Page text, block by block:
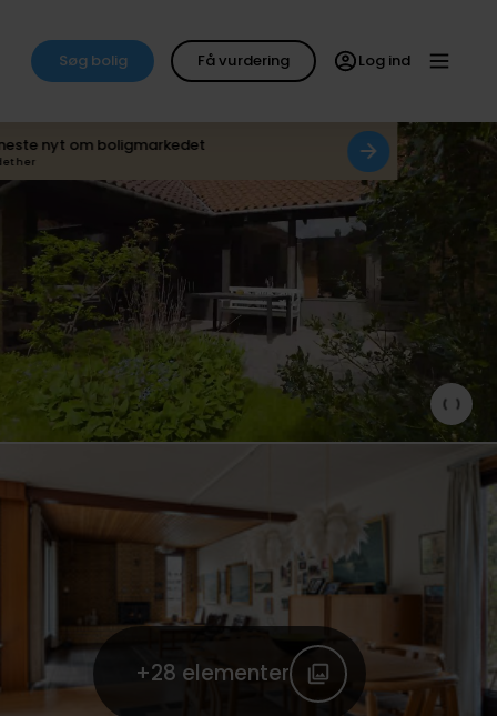
Søg bolig Få vurdering Log ind
nyt om boligmarkedet
her
+28 elementer